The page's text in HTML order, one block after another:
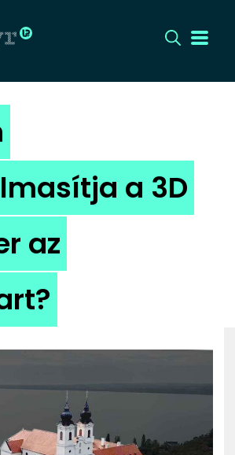
DIZÁJN
DIVAT
HIP
KULT
UTCA
ZENE
MÉDIAAJÁNLAT
IMPRESSZUM
PR-ARCHÍVUM
a 3D
az